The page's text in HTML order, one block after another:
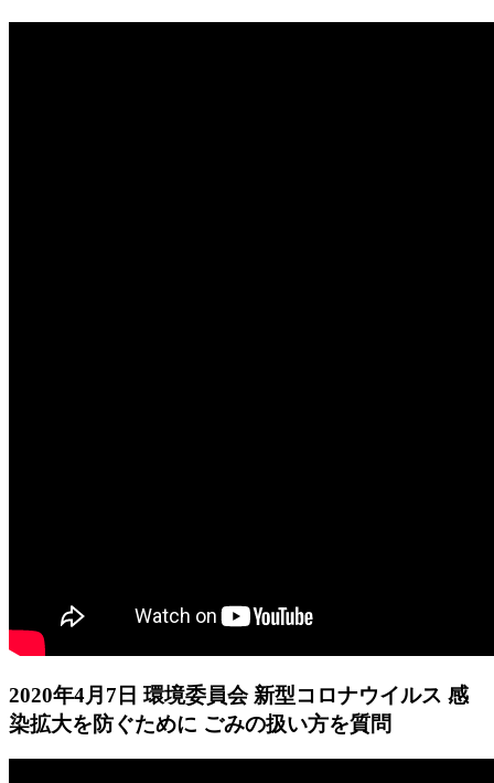
2020年4月7日 環境委員会 新型コロナウイルス 感
染拡大を防ぐために ごみの扱い方を質問